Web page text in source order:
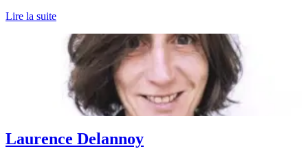
Lire la suite
Laurence Delannoy